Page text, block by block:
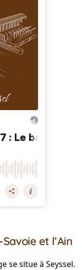
et l’Ain
se situe à Seyssel.